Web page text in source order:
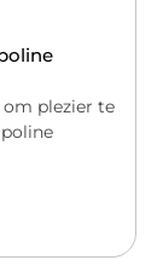
om plezier te